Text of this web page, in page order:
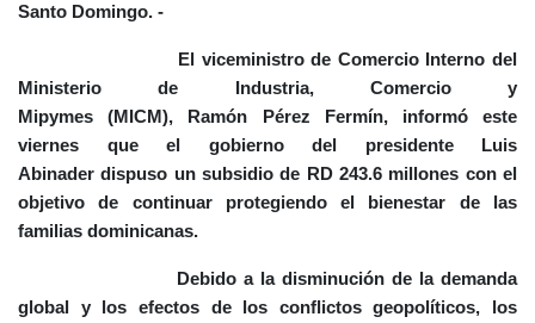
Santo Domingo. -
El viceministro de Comercio Interno del
Ministerio de Industria, Comercio y
Mipymes(MICM), Ramón Pérez Fermín, informó este
viernes que el gobierno del presidente Luis
Abinader dispuso un subsidio de RD 243.6 millones con el
objetivo de continuar protegiendo el bienestar de las
familias dominicanas.
Debido a la disminución de la demanda
global y los efectos de los conflictos geopolíticos, los